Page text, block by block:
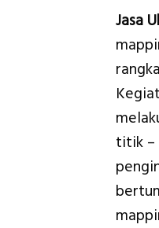
Jasa
titik –